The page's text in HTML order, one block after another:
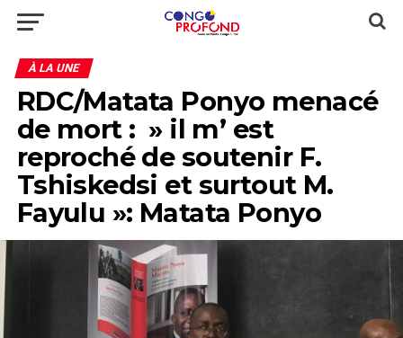
À LA UNE
RDC/Matata Ponyo menacé
de mort : » il m’ est
reproché de soutenir F.
Tshiskedsi et surtout M.
Fayulu »: Matata Ponyo